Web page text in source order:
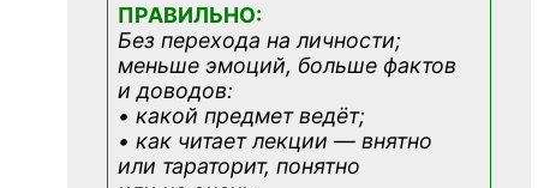
ПРАВИЛЬНО:
Без перехода на личности;
меньше эмоций, больше фактов
и доводов:
• какой предмет ведёт;
• как читает лекции — внятно
или тараторит, понятно